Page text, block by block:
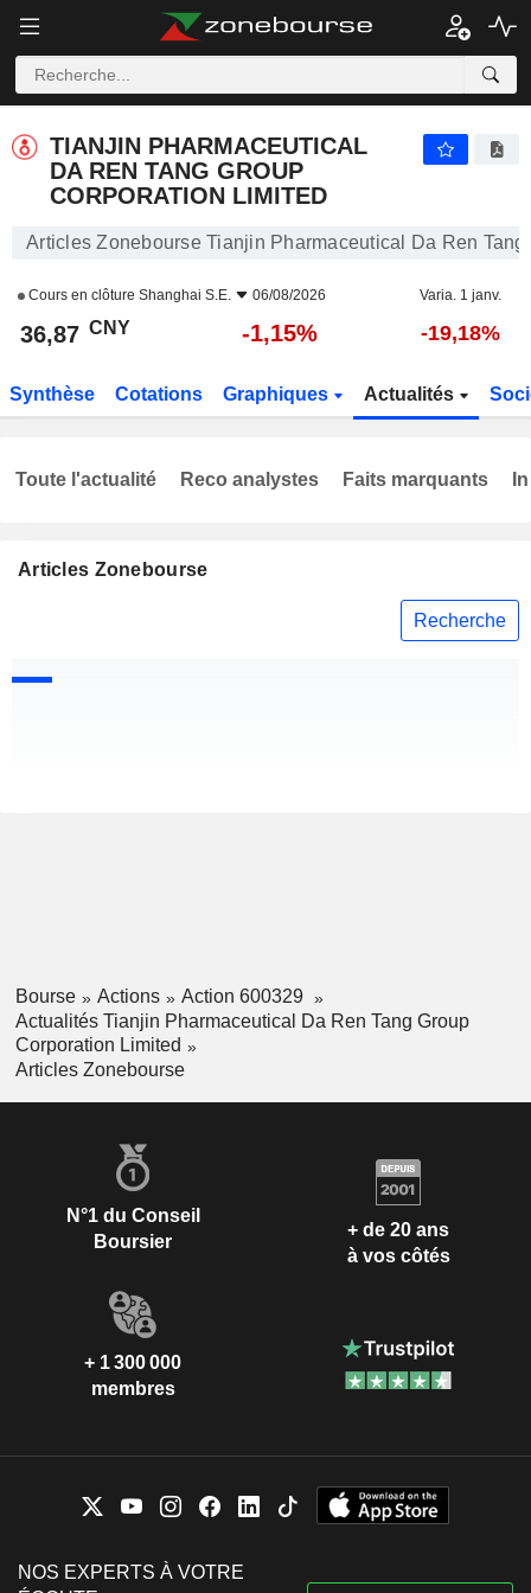
TIANJIN PHARMACEUTICAL
DA REN TANG GROUP
CORPORATION LIMITED
Articles Zonebourse Tianjin Pharmaceutical Da Ren
Cours en clôture Shanghai S.E. 06/08/2026 Varia. 1 janv.
36,87 CNY -1,15% -19,18%
Synthèse Cotations Graphiques Actualités
Articles Zonebourse
Recherche
Toute l'actualité Reco analystes Faits marquants
Bourse Actions
Action 600329
Actualités Tianjin Pharmaceutical Da Ren Tang Group
Corporation Limited
Articles Zonebourse
N°1 du Conseil
Boursier
+ de 20 ans
à vos côtés
+ 1 300 000
membres
NOS EXPERTS À VOTRE